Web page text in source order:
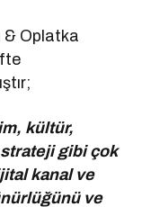
& Oplatka
kültür,
gibi çok
kanal ve
ve